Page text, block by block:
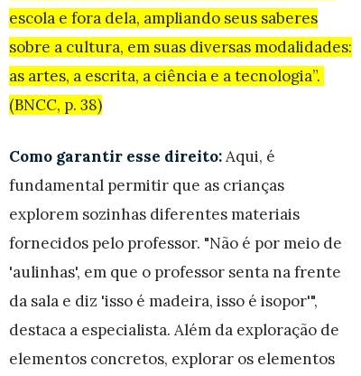
escola e fora dela, ampliando seus saberes
sobre a cultura, em suas diversas modalidades:
as artes, a escrita, a ciência e a tecnologia”.
(BNCC, p. 38)
Como garantir esse direito:Aqui, é
fundamental permitir que as crianças
explorem sozinhas diferentes materiais
fornecidos pelo professor. "Não é por meio de
'aulinhas', em que o professor senta na frente
da sala e diz 'isso é madeira, isso é isopor'",
destaca a especialista. Além da exploração de
elementos concretos, explorar os elementos